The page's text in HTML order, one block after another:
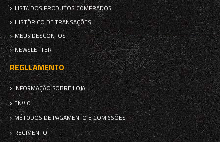
LISTA DOS PRODUTOS COMPRADOS
HISTÓRICO DE TRANSAÇÕES
MEUS DESCONTOS
NEWSLETTER
REGULAMENTO
INFORMAÇÃO SOBRE LOJA
ENVIO
MÉTODOS DE PAGAMENTO E COMISSÕES
REGIMENTO